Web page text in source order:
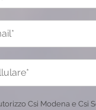
Csi Modena e Csi